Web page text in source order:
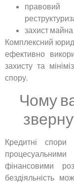
захист майна
Комплексний
ефективно
захисту та
спору.
Чому
Кредитні спори
фінансовими
бездіяльність